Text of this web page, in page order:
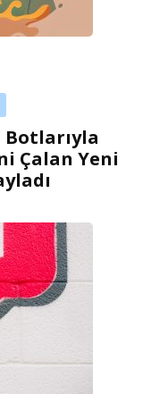
Botlarıyla
Çalan Yeni